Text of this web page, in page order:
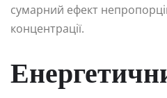
сумарний ефект
концентрації.